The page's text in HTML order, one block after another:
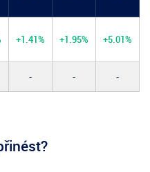
+1.41% +1.95% +5.01%
- - -